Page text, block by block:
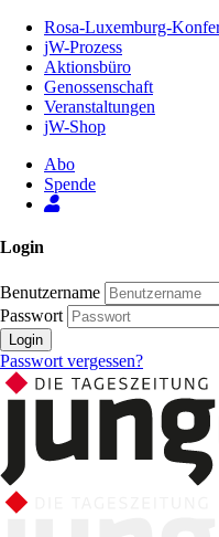
Inhalt
Seite
Rosa-Luxemburg-
jW-Prozess
Aktionsbüro
Genossenschaft
Veranstaltungen
jW-Shop
Abo
Spende
Login
Benutzername
Passwort
Login
Passwort vergessen?